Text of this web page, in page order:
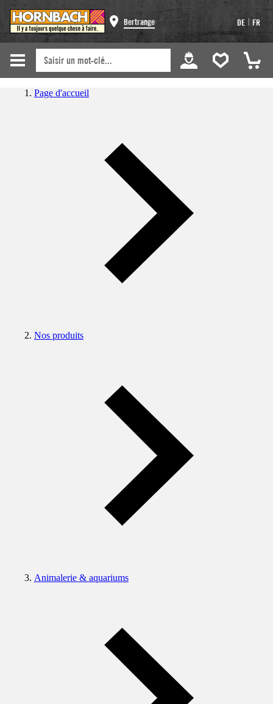
Bertrange DE | FR
Page d'accueil
Nos produits
Animalerie & aquariums